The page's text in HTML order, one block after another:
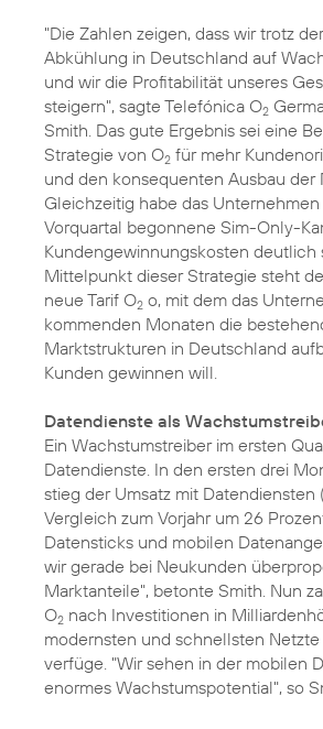
"Die Zahlen zeigen, dass wir trotz
Abkühlung in Deutschland auf
und wir die Profitabilität unseres
steigern", sagte Telefónica O2
Smith. Das gute Ergebnis sei eine
Strategie von O2 für mehr
und den konsequenten Ausbau der
Gleichzeitig habe das
Vorquartal begonnene Sim-Only-
Kundengewinnungskosten deutlich
Mittelpunkt dieser Strategie steht
neue Tarif O2 o, mit dem das
kommenden Monaten die
Marktstrukturen in Deutschland
Kunden gewinnen will.
Datendienste als
Ein Wachstumstreiber im ersten
Datendienste. In den ersten drei
stieg der Umsatz mit Datendiensten
Vergleich zum Vorjahr um 26
Datensticks und mobilen
wir gerade bei Neukunden
Marktanteile", betonte Smith. Nun
O2 nach Investitionen in
modernsten und schnellsten
verfüge. "Wir sehen in der mobilen
enormes Wachstumspotential", so